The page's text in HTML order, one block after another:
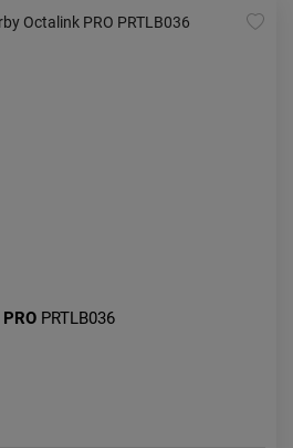
od najwyższej
PRO PRTLB036